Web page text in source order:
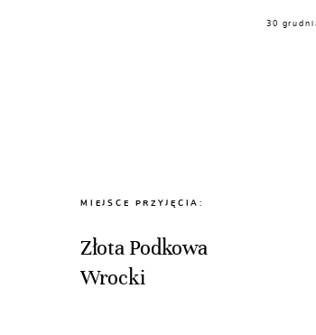
30
MIEJSCE PRZYJĘCIA:
Złota Podkowa
Wrocki